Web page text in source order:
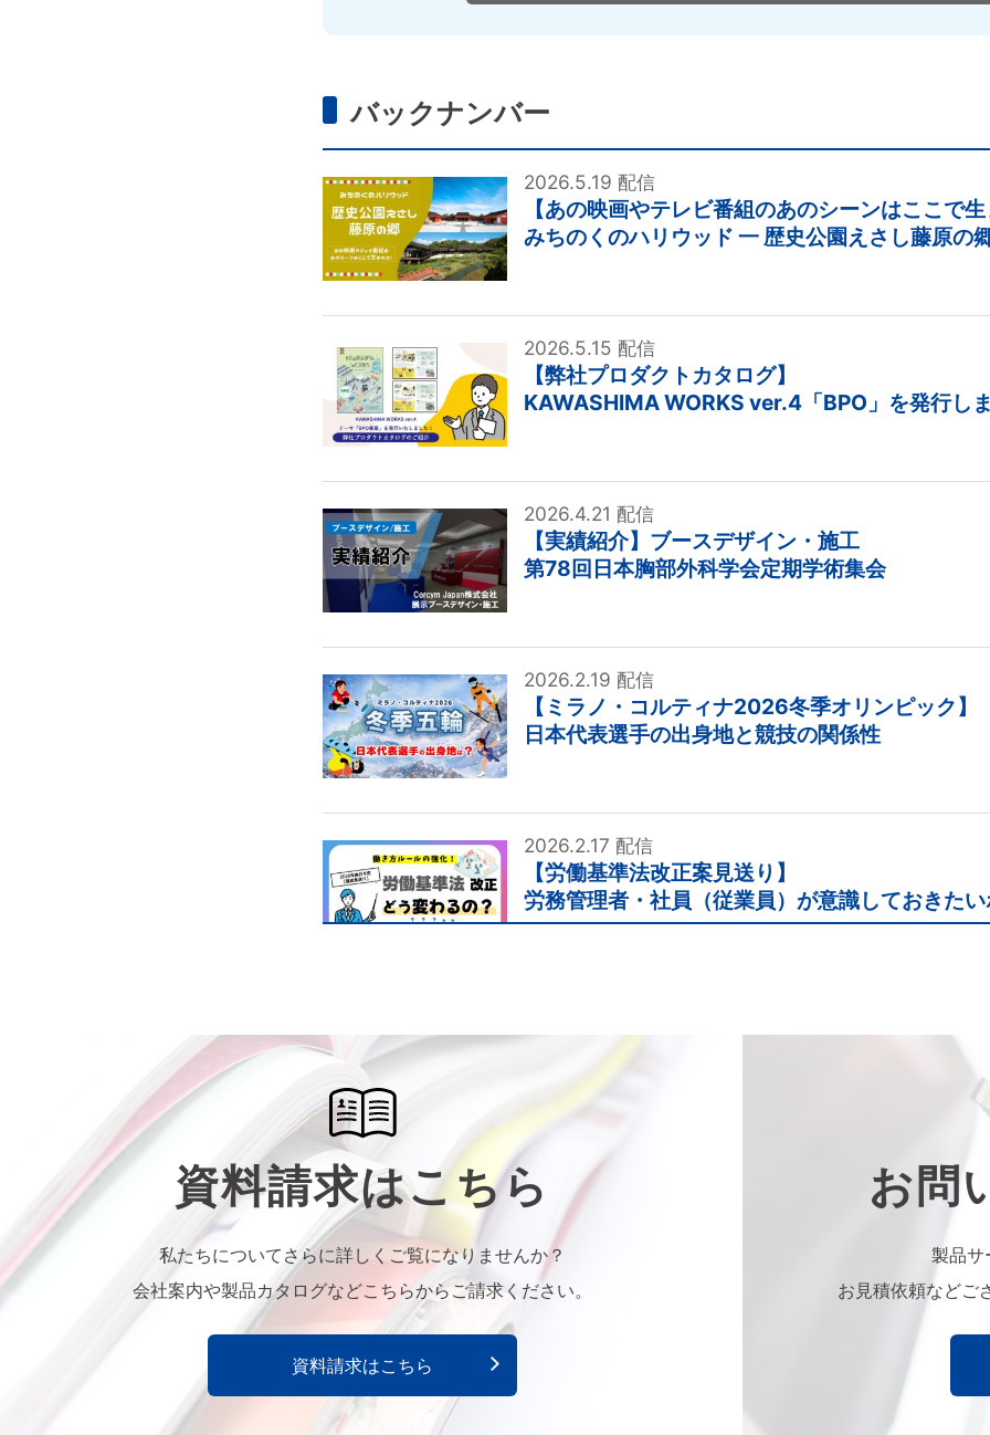
バックナンバー
2026.5.19 配信
【あの映画やテレビ番組のあのシーンはここで
みちのくのハリウッド ⼀ 歴史公園えさし藤原の
2026.5.15 配信
【弊社プロダクトカタログ】
KAWASHIMA WORKS ver.4「BPO」を発行し
2026.4.21 配信
【実績紹介】ブースデザイン・施工
第78回日本胸部外科学会定期学術集会
2026.2.19 配信
【ミラノ・コルティナ2026冬季オリンピック】
日本代表選手の出身地と競技の関係性
2026.2.17 配信
【労働基準法改正案見送り】
労務管理者・社員（従業員）が意識しておきた
冬の雪道、「止まれる前提」で運転していませ
2026.1.23 配信
【岩手県のイベント情報】ランタンイベント
『はなまき星めぐりの夜 』開催中！
資料請求はこちら
私たちについてさらに詳しくご覧になりませんか？
会社案内や製品カタログなどこちらからご請求ください。
資料請求はこちら
お問
製品サ
お見積依頼などご